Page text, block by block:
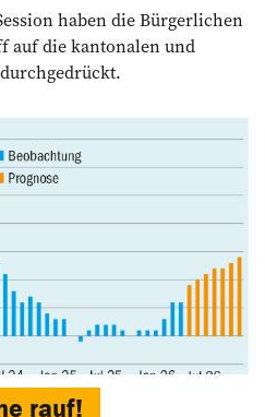
haben die Bürgerlichen
auf die kantonalen und
rauf!